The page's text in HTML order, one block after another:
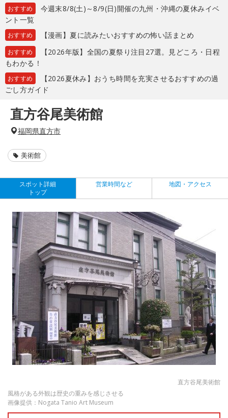
おすすめ
今週末8/8(土)～8/9(日)開催の九州・沖縄の夏休みイベ
ント一覧
おすすめ 【漫画】夏に読みたいおすすめの怖い話まとめ
おすすめ
【2026年版】全国の夏祭り注目27選。見どころ・日程
もわかる！
おすすめ
【2026夏休み】おうち時間を充実させるおすすめの過
ごし方ガイド
直方谷尾美術館
福岡県直方市
美術館
スポット詳細
トップ
営業時間など 地図・アクセス
直方谷尾美術館
風格がある外観は歴史の重みを感じさせる
画像提供：Nogata Tanio Art Museum